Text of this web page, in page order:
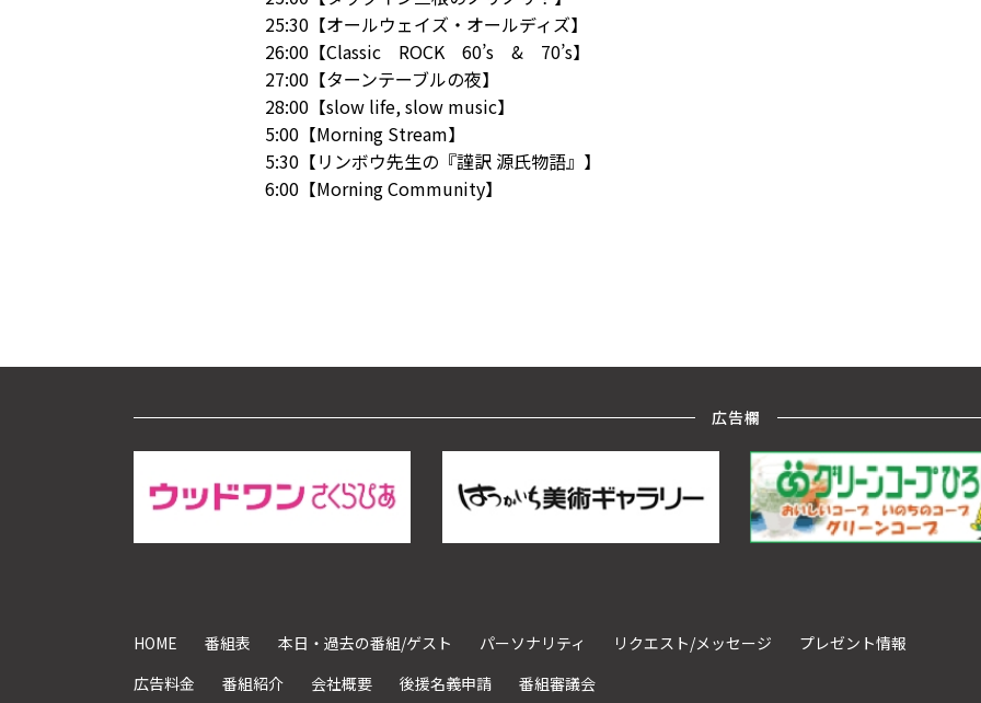
25:30【オールウェイズ・オールディズ】
26:00【Classic ROCK 60’s & 70’s】
27:00【ターンテーブルの夜】
28:00【slow life, slow music】
5:00【Morning Stream】
5:30【リンボウ先生の『謹訳 源氏物語』】
6:00【Morning Community】
広告欄
HOME 番組表 本日・過去の番組/ゲスト パーソナリティ リクエスト/メッセージ
プレゼント情報
広告料金
番組紹介 会社概要 後援名義申請 番組審議会